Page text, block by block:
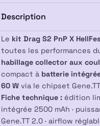
Edition
–Description
Le kit Drag S2 PnP X
toutes les performances
habillage collector aux
compact à batterie
60 W via le chipset
Fiche technique : édition
intégrée 2500 mAh ·
Gene.TT 2.0 · airflow